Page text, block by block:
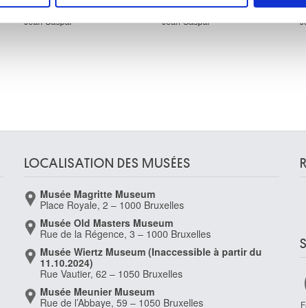
Jean Gaspar
Jean Gaspar
LOCALISATION DES MUSÉES
Musée Magritte Museum
Place Royale, 2 – 1000 Bruxelles
Musée Old Masters Museum
Rue de la Régence, 3 – 1000 Bruxelles
Musée Wiertz Museum (Inaccessible à partir du
11.10.2024)
Rue Vautier, 62 – 1050 Bruxelles
Musée Meunier Museum
Rue de l’Abbaye, 59 – 1050 Bruxelles